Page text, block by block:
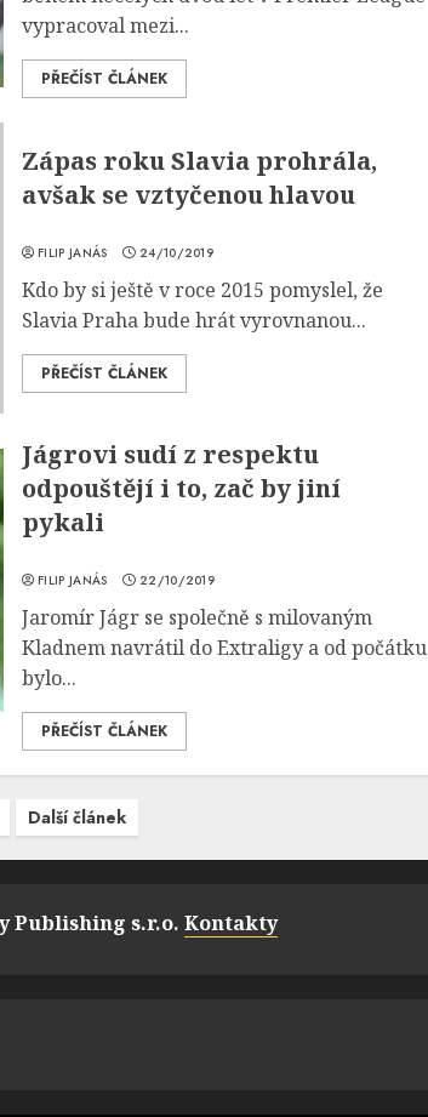
vypracoval mezi...
PŘEČÍST ČLÁNEK
Zápas roku Slavia prohrála,
avšak se vztyčenou hlavou
FILIP JANÁS 24/10/2019
Kdo by si ještě v roce 2015 pomyslel, že
Slavia Praha bude hrát vyrovnanou...
PŘEČÍST ČLÁNEK
Jágrovi sudí z respektu
odpouštějí i to, zač by jiní
pykali
FILIP JANÁS 22/10/2019
Jaromír Jágr se společně s milovaným
Kladnem navrátil do Extraligy a od počátku
bylo...
PŘEČÍST ČLÁNEK
Další článek
Publishing s.r.o. Kontakty